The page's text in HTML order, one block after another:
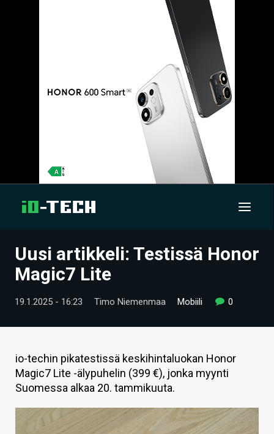
UUTISET
TIETOA
HINTA.FI
Uusi artikkeli: Testissä Honor
Magic7 Lite
19.1.2025 - 16:23 Timo Niemenmaa Mobiili 0
io-techin pikatestissä keskihintaluokan Honor
Magic7 Lite -älypuhelin (399 €), jonka myynti
Suomessa alkaa 20. tammikuuta.